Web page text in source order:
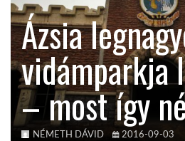
KÖZEL-KELET
AUSZTRÁLIA
A VILÁG ITTHON
Ázsia
vidámparkja
– most így
NÉMETH DÁVID 2016-09-03